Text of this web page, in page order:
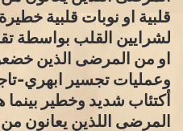
قلبية او نوبات قلبية
لشرايين القلب بواسطة
او من المرضى الذين
وعمليات تجسير ابهري-
أكتئاب شديد وخطير
المرضى اللذين يعانون